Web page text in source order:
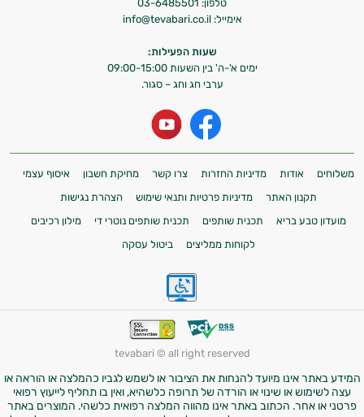
טלפון: 03-6485501
אימייל: info@tevabari.co.il
שעות הפעילות:
ימים א'-ה' בין השעות 09:00-15:00
ערבי חג וחג – סגור.
משלוחים אודות מדיניות החזרות צרו קשר מחיקת חשבון
איסוף עצמי
תקנון האתר
מדיניות פרטיות ותנאי שימוש
הצהרת נגישות
מועדון טבע בריא
תכנית שותפים תכנית שותפים נוטרי די
מילון רכיבים
לקוחות ממליצים
ביטול עסקה
tevabari © all right reserved
המידע באתר אינו מיועד להנחות את הציבור או לשמש לגביו כהמלצה או הוראה או
עצה לשימוש או שינוי או הורדה של תרופה כלשהיא, ואין בו תחליף לייעוץ רפואי
פרטני או אחר. הכתוב באתר אינו מהווה המלצה רפואית כלשהי. המוצרים באתר